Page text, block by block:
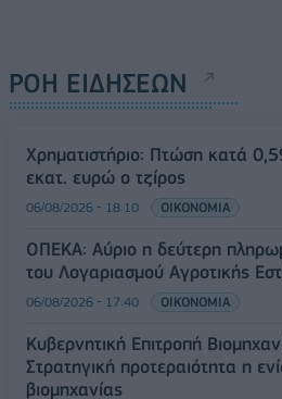
ΡΟΗ ΕΙΔΗΣΕΩΝ
Χρηματιστήριο: Πτώση κατά
εκατ. ευρώ ο τζίρος
06/08/2026 - 18:10 ΟΙΚΟΝΟΜΙΑ
ΟΠΕΚΑ: Αύριο η δεύτερη
του Λογαριασμού Αγροτικής
06/08/2026 - 17:40 ΟΙΚΟΝΟΜΙΑ
Κυβερνητική Επιτροπή
Στρατηγική προτεραιότητα η
βιομηχανίας